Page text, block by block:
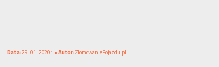
Data:29. 01. 2020r. •Autor:ZlomowaniePojazdu.pl